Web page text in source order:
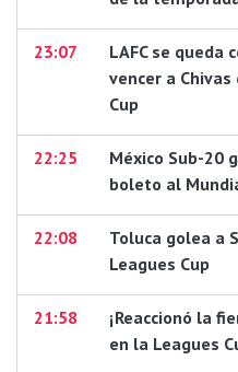
23:07
LAFC se queda
vencer a
Cup
22:25
México Sub-20
boleto al
22:08
Toluca golea a
Leagues Cup
21:58
¡Reaccionó la
en la Leagues